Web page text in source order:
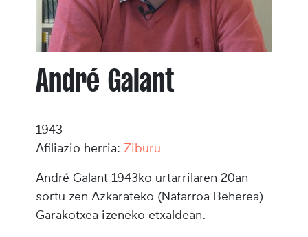
André Galant
1943
Afiliazio herria: Ziburu
André Galant 1943ko urtarrilaren 20an
sortu zen Azkarateko (Nafarroa Beherea)
Garakotxea izeneko etxaldean.